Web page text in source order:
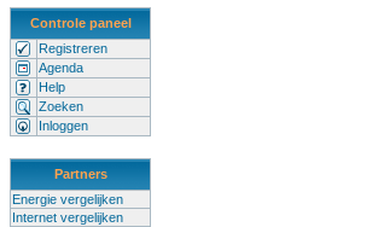
Controle paneel
Registreren
Agenda
Help
Zoeken
Inloggen
Partners
Energie vergelijken
Internet vergelijken